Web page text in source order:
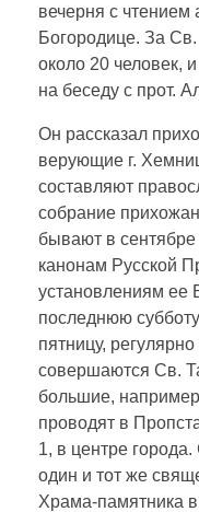
вечерня с чтением
Богородице. За Св.
около 20 человек,
на беседу с прот.
Он рассказал
верующие г.
составляют
собрание
бывают в
канонам Русской
установлениям ее
последнюю
пятницу,
совершаются Св.
большие,
проводят в
1, в центре
один и тот же
Храма-памятника в